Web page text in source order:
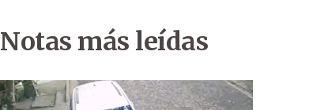
Notas más leídas